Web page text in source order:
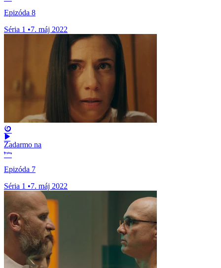
Epizóda 8
Séria 1 •7. máj 2022
Zadarmo na
Epizóda 7
Séria 1 •7. máj 2022